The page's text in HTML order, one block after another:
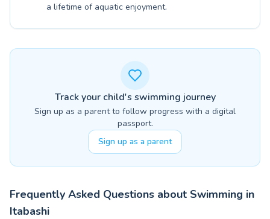
a lifetime of aquatic enjoyment.
Track your child's swimming journey
Sign up as a parent to follow progress with a digital
passport.
Sign up as a parent
Frequently Asked Questions about Swimming in
Itabashi